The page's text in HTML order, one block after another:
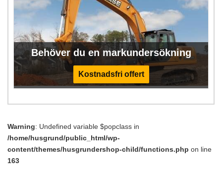
Behöver du en markundersökning
Kostnadsfri offert
Warning: Undefined variable $popclass in
/home/husgrund/public_html/wp-
content/themes/husgrundershop-child/functions.php on line
163